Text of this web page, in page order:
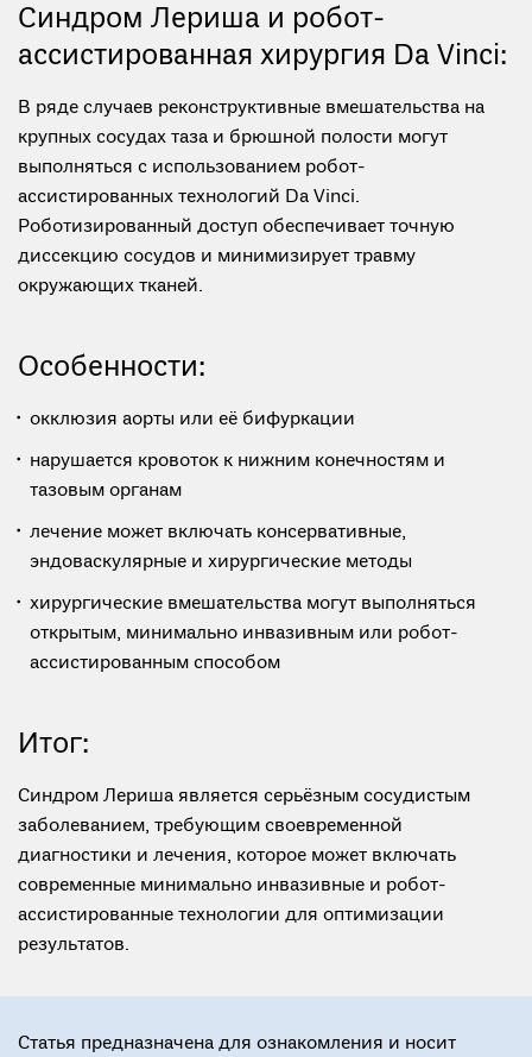
Синдром Лериша и робот-
ассистированная хирургия Da Vinci:
В ряде случаев реконструктивные вмешательства на
крупных сосудах таза и брюшной полости могут
выполняться с использованием робот-
ассистированных технологий Da Vinci.
Роботизированный доступ обеспечивает точную
диссекцию сосудов и минимизирует травму
окружающих тканей.
Особенности:
окклюзия аорты или её бифуркации
нарушается кровоток к нижним конечностям и
тазовым органам
лечение может включать консервативные,
эндоваскулярные и хирургические методы
хирургические вмешательства могут выполняться
открытым, минимально инвазивным или робот-
ассистированным способом
Итог:
Синдром Лериша является серьёзным сосудистым
заболеванием, требующим своевременной
диагностики и лечения, которое может включать
современные минимально инвазивные и робот-
ассистированные технологии для оптимизации
результатов.
Статья предназначена для ознакомления и носит